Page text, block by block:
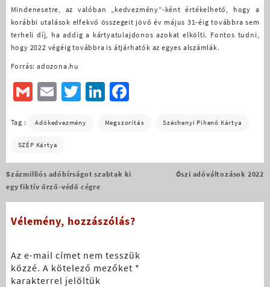
Mindenesetre, az valóban „kedvezmény”-ként értékelhető, hogy a
korábbi utalások elfekvő összegeit jövő év május 31-éig továbbra sem
terheli díj, ha addig a kártyatulajdonos azokat elkölti. Fontos tudni,
hogy 2022 végéig továbbra is átjárhatók az egyes alszámlák.
Forrás: adozona.hu
GmailEmailTwitterLinkedIn
Facebook
Tag : Adókedvezmény Megszorítás Széchenyi Pihenő Kártya
SZÉP Kártya
Bejegyzés
navigáció
Százmilliós adóbírságot szabtak ki
egy fiktív őrző-védő cégre
Őszi adóváltozások 2022
Vélemény, hozzászólás?
Az e-mail címet nem tesszük
közzé. A kötelező mezőket *
karakterrel jelöltük